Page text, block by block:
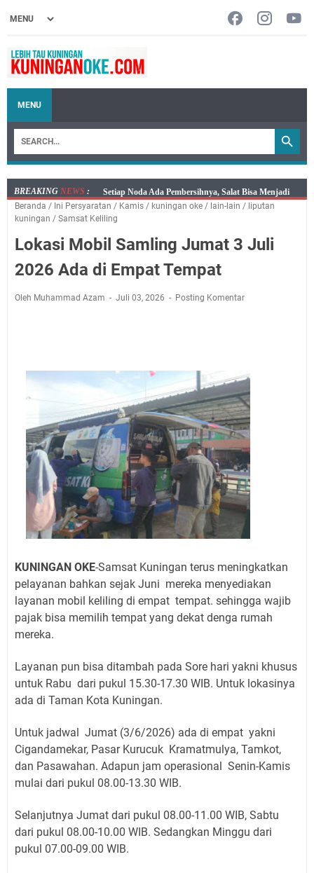
MENU
BREAKING NEWS :
Agenda Kegiatan Bupati, Wabup dan Sekda Kuningan
Rabu 5 Agustus 2026 Masing-masing Dua Acara
Rabu 5 Agustus 2026 Mobil SIM Keliling Kuningan Ada
di Sini!
Sudahkah Kita Merdeka Dari Hawa Nafsu?
Uniku Jadi Tuan Rumah Kegiatan Strategis
Layanan Mobil Samsat Keliling Kuningan Kamis 6
Agustus 2026 Ada di Empat Titik
Embun Pagi Kamis 6 Agustus 2026: Tidak Semua
Keterlambatan Berarti Kegagalan
Setiap Noda Ada Pembersihnya, Salat Bisa Menjadi
Pembersih Dosa Kita, Ini Jadwal Salat Wilayah
Kuningan Kamis 6 Agustus 2026
Beranda / Ini Persyaratan / Kamis / kuningan oke / lain-lain / liputan
kuningan / Samsat Keliling
Lokasi Mobil Samling Jumat 3 Juli
2026 Ada di Empat Tempat
Oleh Muhammad Azam Juli 03, 2026 Posting Komentar
KUNINGAN OKE-Samsat Kuningan terus meningkatkan
pelayanan bahkan sejak Juni mereka menyediakan
layanan mobil keliling di empat tempat. sehingga wajib
pajak bisa memilih tempat yang dekat denga rumah
mereka.
Layanan pun bisa ditambah pada Sore hari yakni khusus
untuk Rabu dari pukul 15.30-17.30 WIB. Untuk lokasinya
ada di Taman Kota Kuningan.
Untuk jadwal Jumat (3/6/2026) ada di empat yakni
Cigandamekar, Pasar Kurucuk Kramatmulya, Tamkot,
dan Pasawahan. Adapun jam operasional Senin-Kamis
mulai dari pukul 08.00-13.30 WIB.
Selanjutnya Jumat dari pukul 08.00-11.00 WIB, Sabtu
dari pukul 08.00-10.00 WIB. Sedangkan Minggu dari
pukul 07.00-09.00 WIB.